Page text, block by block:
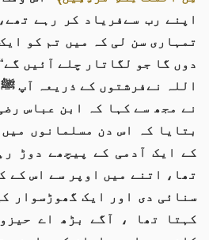
اپنے رب سےفریاد کر رہے
تمہاری سن لی کہ میں تم کو
دوں گا جو لگاتار چلے آئیں
اللہ نےفرشتوں کے ذریعہ آپ
نے مجھ سے کہا کہ ابن عباس
بتایا کہ اس دن مسلمانوں
کے ایک آدمی کے پیچھے دوڑ
تھا، اتنے میں اوپر سے اس کے
سنائی دی اور ایک گھوڑسوار
کہتا تھا ، آگے بڑھ اے